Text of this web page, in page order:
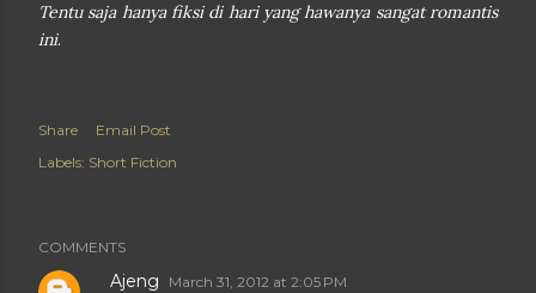
Tentu saja hanya fiksi di hari yang hawanya sangat romantis
ini.
Share
Email Post
Labels: Short Fiction
COMMENTS
Ajeng March 31, 2012 at 2:05 PM